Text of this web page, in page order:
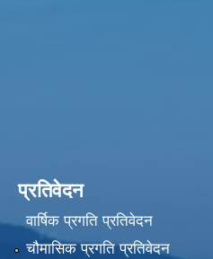
प्रतिवेदन
वार्षिक प्रगति प्रतिवेदन
चौमासिक प्रगति प्रतिवेदन